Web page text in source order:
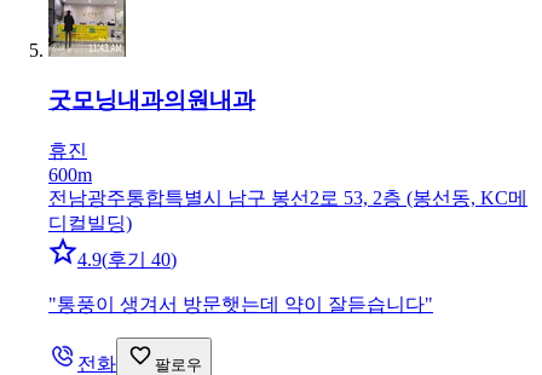
굿모닝내과의원 내과
휴진
600m
전남광주통합특별시 남구 봉선2로 53, 2층 (봉선동, KC메
디컬빌딩)
4.9(후기 40)
"통풍이 생겨서 방문햇는데 약이 잘듣습니다"
전화 팔로우